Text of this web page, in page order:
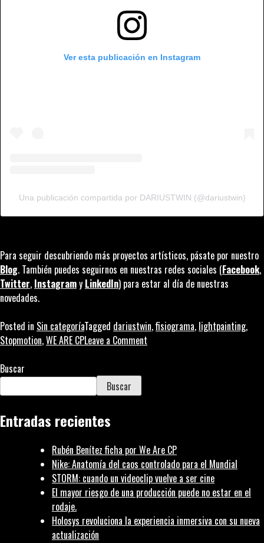
Ver esta publicación en Instagram
Una publicación compartida por DARIUSTWIN (@dariustwin)
Para seguir descubriendo más proyectos artísticos, pásate por nuestro
Blog. También puedes seguirnos en nuestras redes sociales (Facebook,
Twitter, Instagramy LinkedIn) para estar al día de nuestras
novedades.
Posted in Sin categoríaTagged dariustwin,fisiograma, lightpainting,
Stopmotion,WE ARE CPLeave a Comment
Buscar
Buscar
Entradas recientes
Rubén Benítez ficha por We Are CP
Nike: Anatomía del caos controlado para el Mundial
STORM: cuando un videoclip vuelve a ser cine
El mayor riesgo de una producción puede no estar en el
rodaje.
Holosys revoluciona la experiencia inmersiva con su nueva
actualización